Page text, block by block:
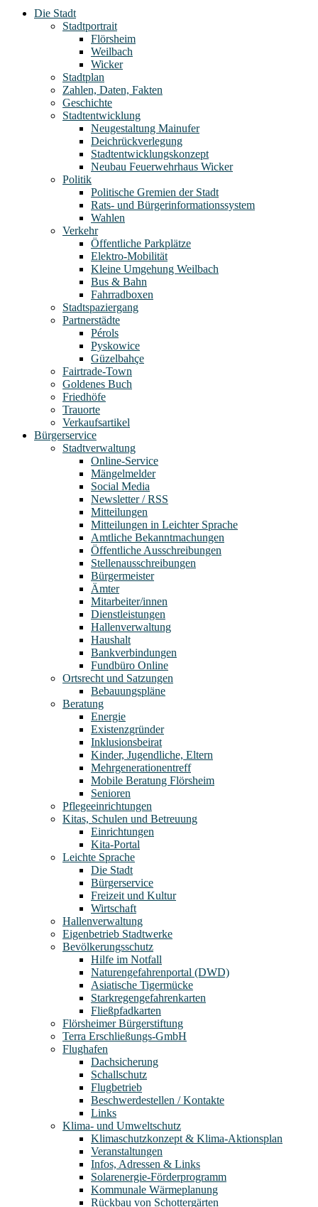
Die Stadt
Stadtportrait
Flörsheim
Weilbach
Wicker
Stadtplan
Zahlen, Daten, Fakten
Geschichte
Stadtentwicklung
Neugestaltung Mainufer
Deichrückverlegung
Stadtentwicklungskonzept
Neubau Feuerwehrhaus Wicker
Politik
Politische Gremien der Stadt
Rats- und Bürgerinformationssystem
Wahlen
Verkehr
Öffentliche Parkplätze
Elektro-Mobilität
Kleine Umgehung Weilbach
Bus & Bahn
Fahrradboxen
Stadtspaziergang
Partnerstädte
Pérols
Pyskowice
Güzelbahçe
Fairtrade-Town
Goldenes Buch
Friedhöfe
Trauorte
Verkaufsartikel
Bürgerservice
Stadtverwaltung
Online-Service
Mängelmelder
Social Media
Newsletter / RSS
Mitteilungen
Mitteilungen in Leichter Sprache
Amtliche Bekanntmachungen
Öffentliche Ausschreibungen
Stellenausschreibungen
Bürgermeister
Ämter
Mitarbeiter/innen
Dienstleistungen
Hallenverwaltung
Haushalt
Bankverbindungen
Fundbüro Online
Ortsrecht und Satzungen
Bebauungspläne
Beratung
Energie
Existenzgründer
Inklusionsbeirat
Kinder, Jugendliche, Eltern
Mehrgenerationentreff
Mobile Beratung Flörsheim
Senioren
Pflegeeinrichtungen
Kitas, Schulen und Betreuung
Einrichtungen
Kita-Portal
Leichte Sprache
Die Stadt
Bürgerservice
Freizeit und Kultur
Wirtschaft
Hallenverwaltung
Eigenbetrieb Stadtwerke
Bevölkerungsschutz
Hilfe im Notfall
Naturengefahrenportal (DWD)
Asiatische Tigermücke
Starkregengefahrenkarten
Fließpfadkarten
Flörsheimer Bürgerstiftung
Terra Erschließungs-GmbH
Flughafen
Dachsicherung
Schallschutz
Flugbetrieb
Beschwerdestellen / Kontakte
Links
Klima- und Umweltschutz
Klimaschutzkonzept & Klima-Aktionsplan
Veranstaltungen
Infos, Adressen & Links
Solarenergie-Förderprogramm
Kommunale Wärmeplanung
Rückbau von Schottergärten